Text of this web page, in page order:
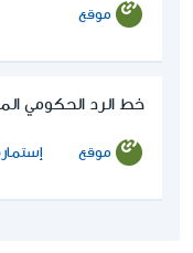
موقع
خط الرد الحكومي
موقع